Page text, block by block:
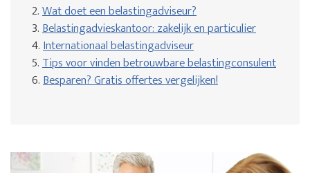
2.Wat doet een belastingadviseur?
3.Belastingadvieskantoor: zakelijk en particulier
4.Internationaal belastingadviseur
5.Tips voor vinden betrouwbare belastingconsulent
6.Besparen? Gratis offertes vergelijken!